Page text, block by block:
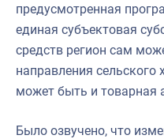
предусмотренная
единая субъектовая
средств регион сам
направления сельского
может быть и товарная
Было озвучено, что